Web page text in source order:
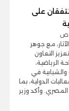
على
مع جوهر
التعاون
الرياضية،
والشبابية في
الدولية، بما
وأكد وزير